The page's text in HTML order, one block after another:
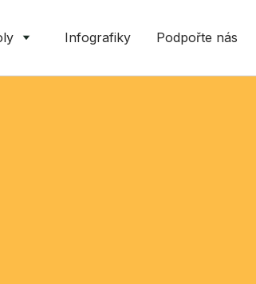
Infografiky Podpořte nás